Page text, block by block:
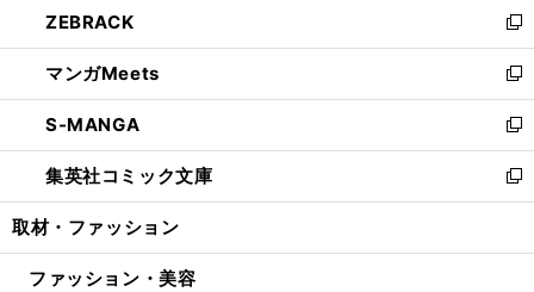
く
で
開
く
ド
ウ
で
開
く
ィ
ン
ド
ウ
で
開
く
い
ウ
ィ
ン
ド
ウ
で
開
ZEBRACK
新
し
い
ウ
ィ
ン
ド
ウ
開
マンガMeets
新
し
い
ウ
ィ
ン
ウ
S-MANGA
新
し
い
ウ
ン
集英社コミック文庫
新
し
ウ
取材・ファッション
ファッション・美容